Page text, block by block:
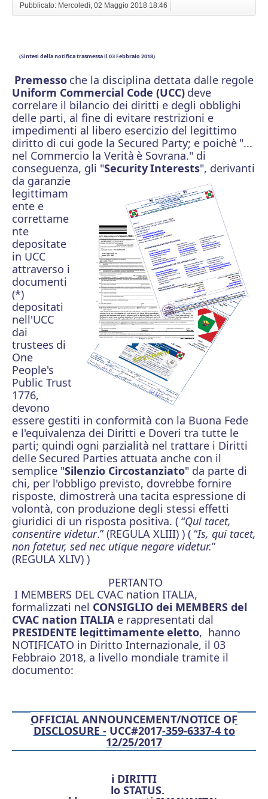
Pubblicato: Mercoledì, 02 Maggio 2018 18:46
(Sintesi della notifica trasmessa il 03 Febbraio 2018)
Premesso che la disciplina dettata dalle regole
Uniform Commercial Code (UCC) deve
correlare il bilancio dei diritti e degli obblighi
delle parti, al fine di evitare restrizioni e
impedimenti al libero esercizio del legittimo
diritto di cui gode la Secured Party; e poichè "...
nel Commercio la Verità è Sovrana." di
conseguenza, gli "SecurityInterests", derivanti
da garanzie
legittimam
ente e
correttame
nte
depositate
in UCC
attraverso i
documenti
(*)
depositati
nell'UCC
dai
trustees di
One
People's
Public Trust
1776,
devono
essere gestiti in conformità con la Buona Fede
e l'equivalenza dei Diritti e Doveri tra tutte le
parti; quindi ogni parzialità nel trattare i Diritti
delle Secured Parties attuata anche con il
semplice "Silenzio Circostanziato" da parte di
chi, per l'obbligo previsto, dovrebbe fornire
risposte, dimostrerà una tacita espressione di
volontà, con produzione degli stessi effetti
giuridici di un risposta positiva. ( “Qui tacet,
consentire videtur.” (REGULA XLIII) ) ( “Is, qui tacet,
non fatetur, sed nec utique negare videtur.”
(REGULA XLIV) )
PERTANTO
I MEMBERS DEL CVAC nation ITALIA,
formalizzati nel CONSIGLIO dei MEMBERS del
CVAC nation ITALIA e rappresentati dal
PRESIDENTE legittimamente eletto, hanno
NOTIFICATO in Diritto Internazionale, il 03
Febbraio 2018, a livello mondiale tramite il
documento:
OFFICIAL ANNOUNCEMENT/NOTICE OF
DISCLOSURE - UCC#2017-359-6337-4 to
12/25/2017
i DIRITTI
lo STATUS,